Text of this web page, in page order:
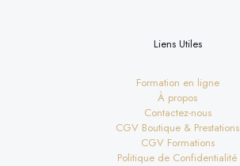
Liens Utiles
Formation en ligne
À propos
Contactez-nous
CGV Boutique & Prestations
CGV Formations
Politique de Confidentialité